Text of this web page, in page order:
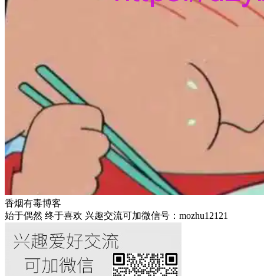
香烟有毒博客
始于偶然 终于喜欢 兴趣交流可加微信号：mozhu12121